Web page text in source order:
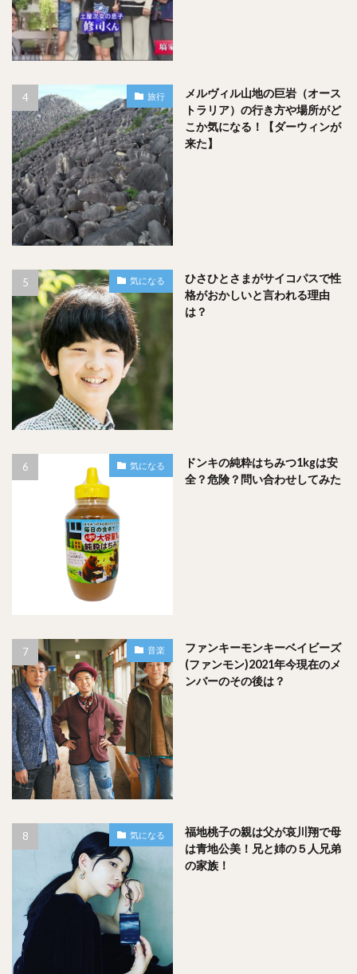
旅行
メルヴィル山地の巨岩（オース
トラリア）の行き方や場所がど
こか気になる！【ダーウィンが
来た】
気になる
ひさひとさまがサイコパスで性
格がおかしいと言われる理由
は？
気になる
ドンキの純粋はちみつ1kgは安
全？危険？問い合わせしてみた
音楽
ファンキーモンキーベイビーズ
(ファンモン)2021年今現在のメ
ンバーのその後は？
気になる
福地桃子の親は父が哀川翔で母
は青地公美！兄と姉の５人兄弟
の家族！